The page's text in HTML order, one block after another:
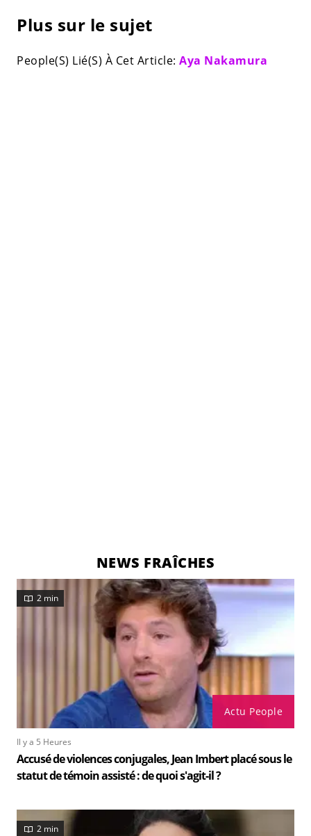
Plus sur le sujet
People(S) Lié(S) À Cet Article: Aya Nakamura
NEWS FRAÎCHES
Actu People
2 min
Il y a 5 Heures
Accusé de violences conjugales, Jean Imbert placé sous le
statut de témoin assisté : de quoi s'agit-il ?
2 min